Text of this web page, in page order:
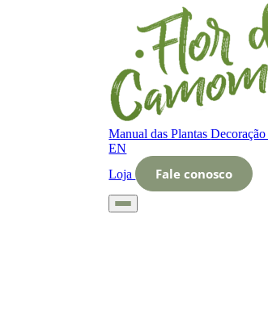
Manual das Plantas
EN
Loja
Fale conosco